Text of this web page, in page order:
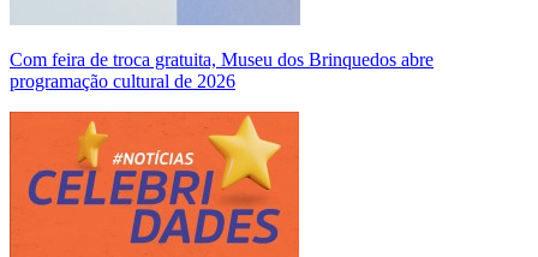
Com feira de troca gratuita, Museu dos Brinquedos abre
programação cultural de 2026